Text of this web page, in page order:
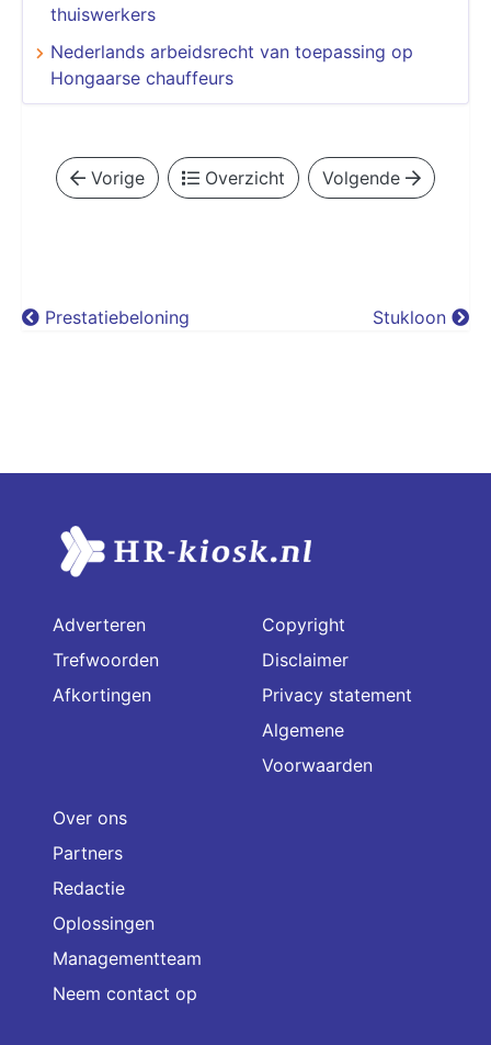
thuiswerkers
Nederlands arbeidsrecht van toepassing op
Hongaarse chauffeurs
Vorige Overzicht Volgende
Prestatiebeloning Stukloon
Adverteren
Trefwoorden
Afkortingen
Copyright
Disclaimer
Privacy statement
Algemene
Voorwaarden
Over ons
Partners
Redactie
Oplossingen
Managementteam
Neem contact op